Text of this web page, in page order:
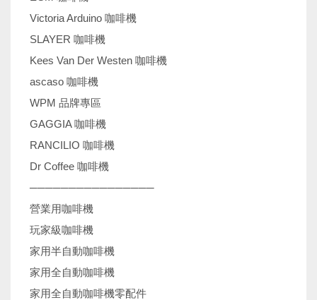
Victoria Arduino 咖啡機
SLAYER 咖啡機
Kees Van Der Westen 咖啡機
ascaso 咖啡機
WPM 品牌專區
GAGGIA 咖啡機
RANCILIO 咖啡機
Dr Coffee 咖啡機
────────────────
營業用咖啡機
玩家級咖啡機
家用半自動咖啡機
家用全自動咖啡機
家用全自動咖啡機零配件